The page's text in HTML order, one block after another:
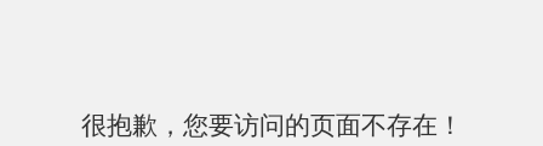
很抱歉，您要访问的页面不存在！